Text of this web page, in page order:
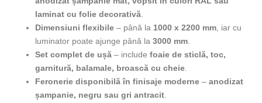
laminat cu folie decorativă
Dimensiuni flexibile – până la 1000 x 2200 mm , iar cu
luminator poate ajunge până la 3000 mm
Set complet de ușă – include foaie de sticlă, toc,
garnitură, balamale, broască cu cheie
Feronerie disponibilă în finisaje moderne – anodizat
șampanie, negru sau gri antracit